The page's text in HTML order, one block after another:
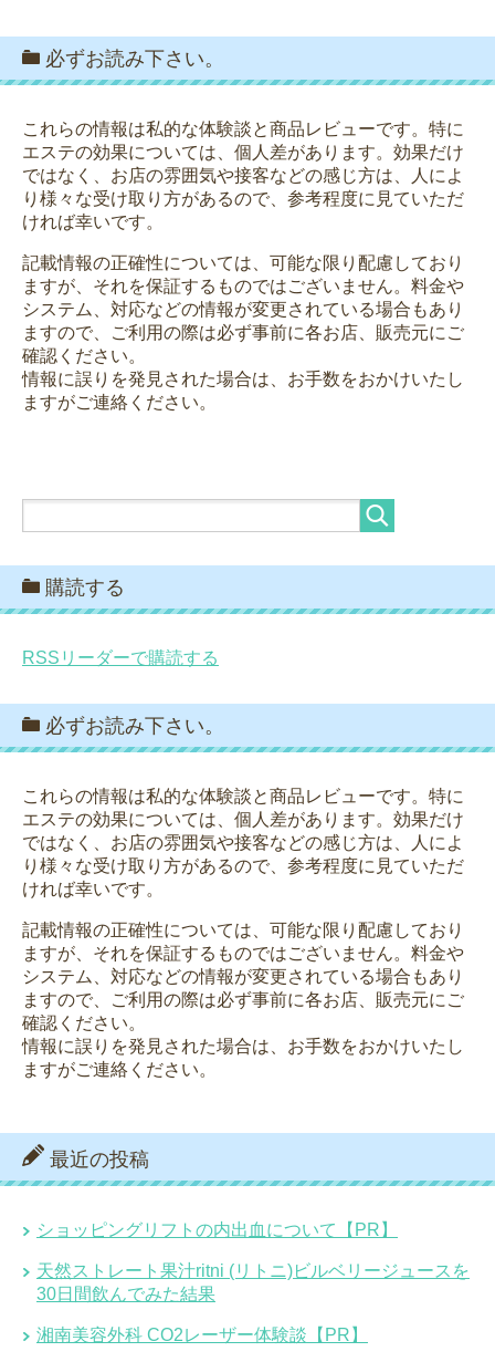
必ずお読み下さい。
これらの情報は私的な体験談と商品レビューです。特に
エステの効果については、個人差があります。効果だけ
ではなく、お店の雰囲気や接客などの感じ方は、人によ
り様々な受け取り方があるので、参考程度に見ていただ
ければ幸いです。
記載情報の正確性については、可能な限り配慮しており
ますが、それを保証するものではございません。料金や
システム、対応などの情報が変更されている場合もあり
ますので、ご利用の際は必ず事前に各お店、販売元にご
確認ください。
情報に誤りを発見された場合は、お手数をおかけいたし
ますがご連絡ください。
購読する
RSSリーダーで購読する
必ずお読み下さい。
これらの情報は私的な体験談と商品レビューです。特に
エステの効果については、個人差があります。効果だけ
ではなく、お店の雰囲気や接客などの感じ方は、人によ
り様々な受け取り方があるので、参考程度に見ていただ
ければ幸いです。
記載情報の正確性については、可能な限り配慮しており
ますが、それを保証するものではございません。料金や
システム、対応などの情報が変更されている場合もあり
ますので、ご利用の際は必ず事前に各お店、販売元にご
確認ください。
情報に誤りを発見された場合は、お手数をおかけいたし
ますがご連絡ください。
最近の投稿
ショッピングリフトの内出血について【PR】
天然ストレート果汁ritni (リトニ)ビルベリージュースを
30日間飲んでみた結果
湘南美容外科 CO2レーザー体験談【PR】